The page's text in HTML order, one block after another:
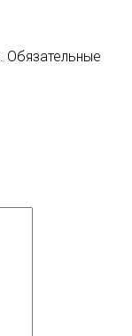
Обязательные